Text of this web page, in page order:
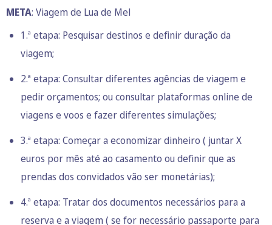
META: Viagem de Lua de Mel
1.ª etapa: Pesquisar destinos e definir duração da
viagem;
2.ª etapa: Consultar diferentes agências de viagem e
pedir orçamentos; ou consultar plataformas online de
viagens e voos e fazer diferentes simulações;
3.ª etapa: Começar a economizar dinheiro ( juntar X
euros por mês até ao casamento ou definir que as
prendas dos convidados vão ser monetárias);
4.ª etapa: Tratar dos documentos necessários para a
reserva e a viagem ( se for necessário passaporte para